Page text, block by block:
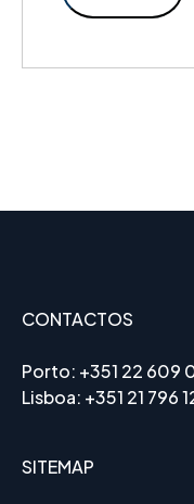
CONTACTOS
Porto: +351 22 609
Lisboa: +351 21 796
SITEMAP